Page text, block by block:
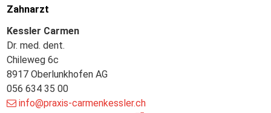
Zahnarzt
Kessler Carmen
Dr. med. dent.
Chileweg 6c
8917 Oberlunkhofen AG
056 634 35 00
info@praxis-carmenkessler.ch